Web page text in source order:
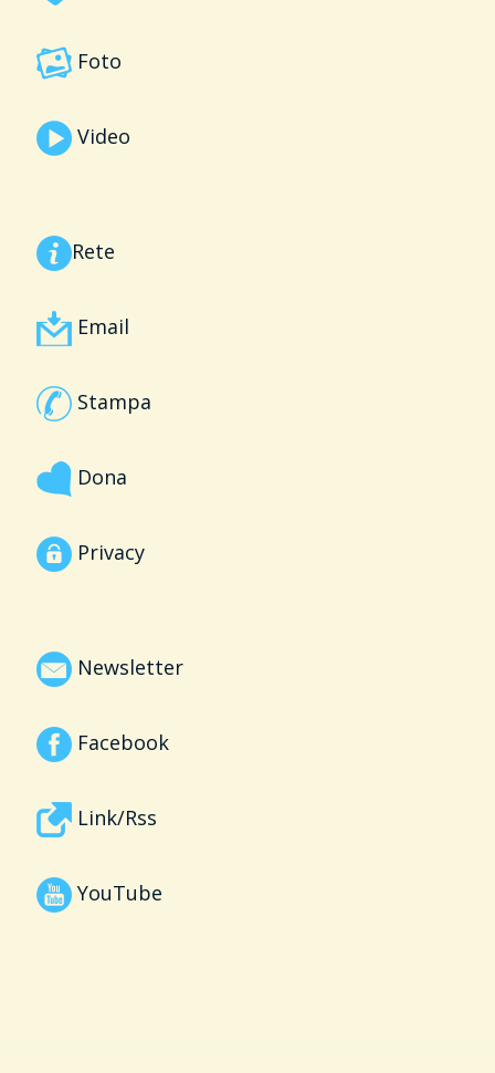
Foto
Video
Rete
Email
Stampa
Dona
Privacy
Newsletter
Facebook
Link/Rss
YouTube